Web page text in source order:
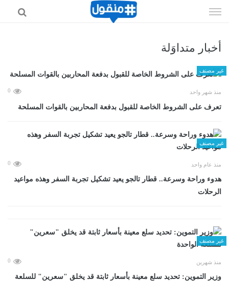
الى
أخبار متداوَلة
غير مصنف
منذ شهر واحد 0
تعرف على الشروط الخاصة للقبول بدفعة المحاربين بالقوات المسلحة
غير مصنف
منذ عام واحد 0
هدوء وراحة وسرعة.. قطار تالجو يعيد تشكيل تجربة السفر وهذه مواعيد
الرحلات
غير مصنف
منذ شهرين 0
وزير التموين: تحديد سلع معينة بأسعار ثابتة قد يخلق "سعرين" للسلعة